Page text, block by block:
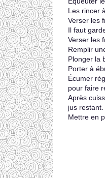
Les rincer
Verser les
Il faut
Verser les
Remplir
Plonger la
Porter à
Écumer
pour faire
Après
jus restant.
Mettre en